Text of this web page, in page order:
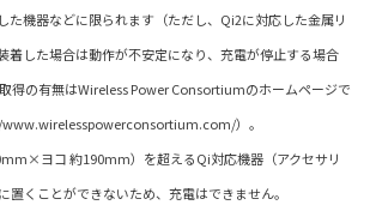
た機器などに限られます（ただし、Qi2に対応した金属リ
着した場合は動作が不安定になり、充電が停止する場合
得の有無はWireless Power Consortiumのホームページで
www.wirelesspowerconsortium.com/）。
ヨコ 約190mm）を超えるQi対応機器（アクセサリ
置くことができないため、充電はできません。